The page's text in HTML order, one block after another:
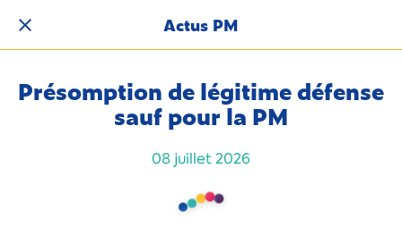
Actus PM
Présomption de légitime défense
sauf pour la PM
08 juillet 2026